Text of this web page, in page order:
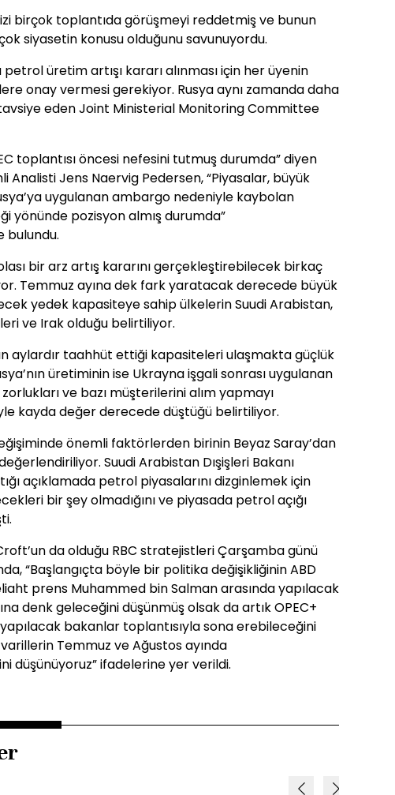
birçok toplantıda görüşmeyi reddetmiş ve bunun
siyasetin konusu olduğunu savunuyordu.
üretim artışı kararı alınması için her üyenin
onay vermesi gerekiyor. Rusya aynı zamanda daha
tavsiye eden Joint Ministerial Monitoring Committee
toplantısı öncesi nefesini tutmuş durumda” diyen
Analisti Jens Naervig Pedersen, “Piyasalar, büyük
uygulanan ambargo nedeniyle kaybolan
yönünde pozisyon almış durumda”
bulundu.
olası bir arz artış kararını gerçekleştirebilecek birkaç
Temmuz ayına dek fark yaratacak derecede büyük
yedek kapasiteye sahip ülkelerin Suudi Arabistan,
ve Irak olduğu belirtiliyor.
aylardır taahhüt ettiği kapasiteleri ulaşmakta güçlük
üretiminin ise Ukrayna işgali sonrası uygulanan
ve bazı müşterilerini alım yapmayı
kayda değer derecede düştüğü belirtiliyor.
önemli faktörlerden birinin Beyaz Saray’dan
Suudi Arabistan Dışişleri Bakanı
açıklamada petrol piyasalarını dizginlemek için
bir şey olmadığını ve piyasada petrol açığı
da olduğu RBC stratejistleri Çarşamba günü
“Başlangıçta böyle bir politika değişikliğinin ABD
prens Muhammed bin Salman arasında yapılacak
denk geleceğini düşünmüş olsak da artık OPEC+
yapılacak bakanlar toplantısıyla sona erebileceğini
Temmuz ve Ağustos ayında
düşünüyoruz” ifadelerine yer verildi.